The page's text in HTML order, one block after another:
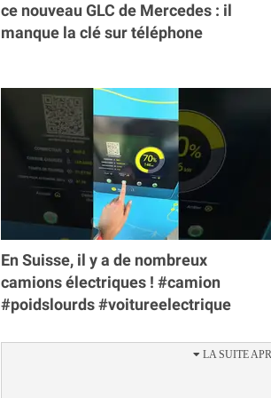
ce nouveau GLC de Mercedes : il
manque la clé sur téléphone
En Suisse, il y a de nombreux
camions électriques ! #camion
#poidslourds #voitureelectrique